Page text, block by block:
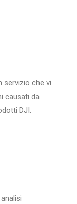
servizio che vi
causati da
DJI.